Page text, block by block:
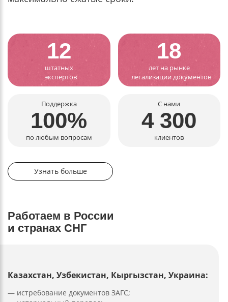
12
штатных
экспертов
18
лет на рынке
легализации документов
Поддержка
100%
по любым вопросам
С нами
4 300
клиентов
Узнать больше
Работаем в России
и странах СНГ
Казахстан, Узбекистан, Кыргызстан, Украина:
— истребование документов ЗАГС;